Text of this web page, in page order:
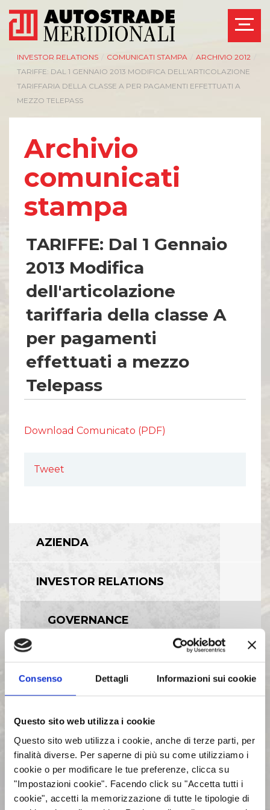
Consenso Dettagli Informazioni sui cookie
Questo sito web utilizza i cookie
Questo sito web utilizza i cookie, anche di terze parti, per
finalità diverse. Per saperne di più su come utilizziamo i
cookie o per modificare le tue preferenze, clicca su
"Impostazioni cookie". Facendo click su "Accetta tutti i
cookie", accetti la memorizzazione di tutte le tipologie di
INVESTOR RELATIONS COMUNICATI STAMPA ARCHIVIO 2012
TARIFFE: DAL 1 GENNAIO 2013 MODIFICA DELL'ARTICOLAZIONE
TARIFFARIA DELLA CLASSE A PER PAGAMENTI EFFETTUATI A
MEZZO TELEPASS
Archivio
comunicati
stampa
TARIFFE: Dal 1 Gennaio
2013 Modifica
dell'articolazione
tariffaria della classe A
per pagamenti
effettuati a mezzo
Telepass
Download Comunicato (PDF)
Tweet
AZIENDA
INVESTOR RELATIONS
GOVERNANCE
CALENDARIO EVENTI SOCIETARI
EVENTI E DOCUMENTAZIONE
BILANCI E RELAZIONI
INTERMEDIE
ASSEMBLEE